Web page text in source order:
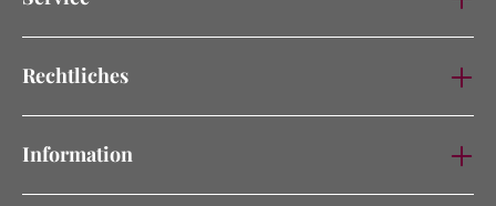
Rechtliches
Information